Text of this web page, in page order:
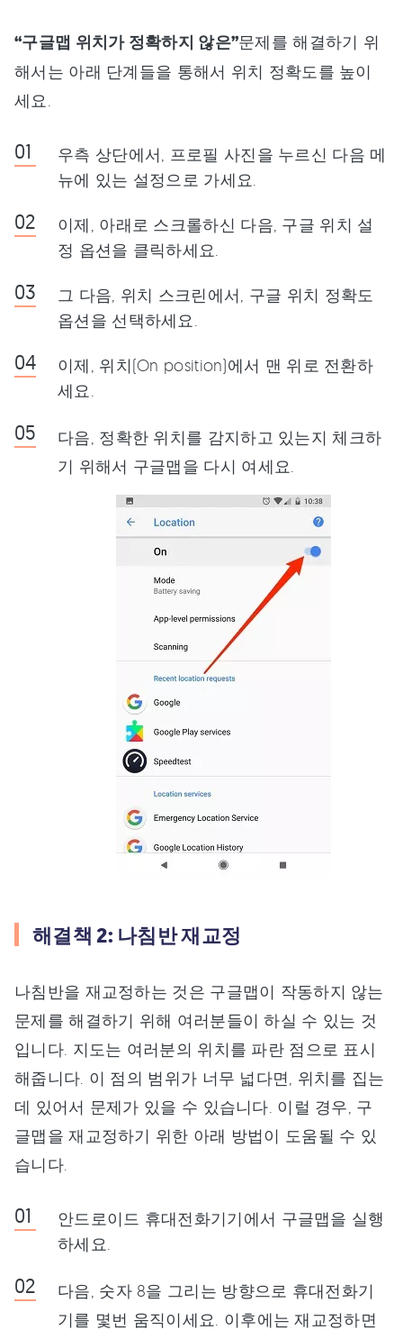
“구글맵 위치가 정확하지 않은”문제를 해결하기 위
해서는 아래 단계들을 통해서 위치 정확도를 높이
세요.
우측 상단에서, 프로필 사진을 누르신 다음 메
뉴에 있는 설정으로 가세요.
이제, 아래로 스크롤하신 다음, 구글 위치 설
정 옵션을 클릭하세요.
그 다음, 위치 스크린에서, 구글 위치 정확도
옵션을 선택하세요.
이제, 위치(On position)에서 맨 위로 전환하
세요.
다음, 정확한 위치를 감지하고 있는지 체크하
기 위해서 구글맵을 다시 여세요.
해결책 2: 나침반 재교정
나침반을 재교정하는 것은 구글맵이 작동하지 않는
문제를 해결하기 위해 여러분들이 하실 수 있는 것
입니다. 지도는 여러분의 위치를 파란 점으로 표시
해줍니다. 이 점의 범위가 너무 넓다면, 위치를 집는
데 있어서 문제가 있을 수 있습니다. 이럴 경우, 구
글맵을 재교정하기 위한 아래 방법이 도움될 수 있
습니다.
안드로이드 휴대전화기기에서 구글맵을 실행
하세요.
다음, 숫자 8을 그리는 방향으로 휴대전화기
기를 몇번 움직이세요. 이후에는 재교정하면